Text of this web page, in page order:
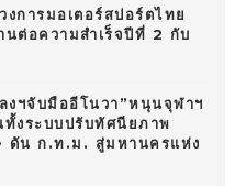
งการมอเตอร์สปอร์ตไทย
นต่อความสำเร็จปีที่ 2 กับ
งฯจับมืออีโนวา”หนุนจุฬาฯ
ทั้งระบบปรับทัศนียภาพ
ดัน ก.ท.ม. สู่มหานครแห่ง